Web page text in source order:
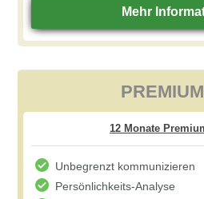
PREMIUM
Unbegrenzt kommunizieren
Persönlichkeits-Analyse